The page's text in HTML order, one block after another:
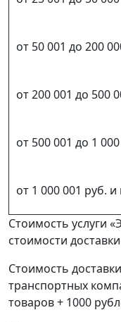
от 50 001 до 200
от 200 001 до 500
от 500 001 до 1
от 1 000 001 руб.
Стоимость услуги
стоимости
Стоимость
транспортных
товаров + 1000